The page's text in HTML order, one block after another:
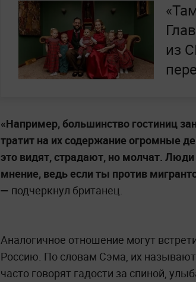
из
«Например, большинство гостиниц
тратит на их содержание огромные
это видят, страдают, но молчат.
мнение, ведь если ты против
— подчеркнул британец.
Аналогичное отношение могут
Россию. По словам Сэма, их
часто говорят гадости за спиной,